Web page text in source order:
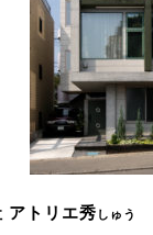
アトリエ秀 しゅう